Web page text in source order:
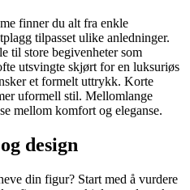
finner du alt fra enkle
tilpasset ulike anledninger.
til store begivenheter som
utsvingte skjørt for en luksuriøs
et formelt uttrykk. Korte
uformell stil. Mellomlange
mellom komfort og eleganse.
design
din figur? Start med å vurdere